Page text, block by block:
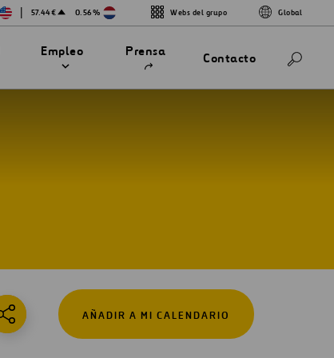
| 57.44€ 0.56% Webs del grupo Global
Empleo
Abrir
nueva
Prensa Contacto
AÑADIR A MI CALENDARIO